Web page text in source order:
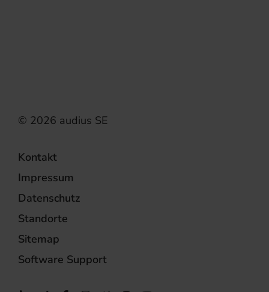
Kontakt
Impressum
Datenschutz
Standorte
Sitemap
Software Support